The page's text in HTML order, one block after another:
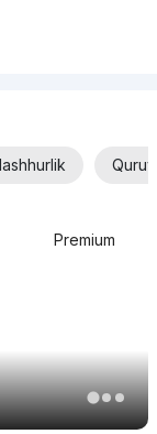
Premium